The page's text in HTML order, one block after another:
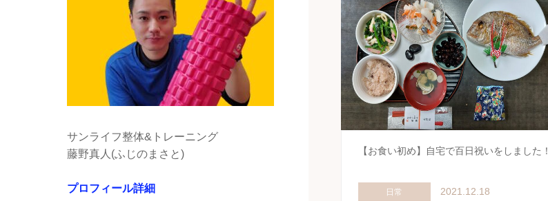
【お食い初め】自宅で百日祝いをしました！
日常 2021.12.18
サンライフ整体&トレーニング
藤野真人(ふじのまさと)
プロフィール詳細